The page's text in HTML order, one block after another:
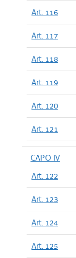
Art. 116
Art. 117
Art. 118
Art. 119
Art. 120
Art. 121
CAPO IV
Art. 122
Art. 123
Art. 124
Art. 125